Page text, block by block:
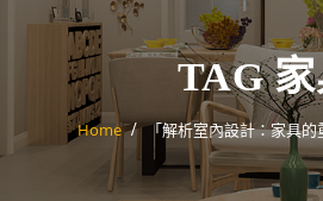
TAG
Home 「解析室內設計：家具的